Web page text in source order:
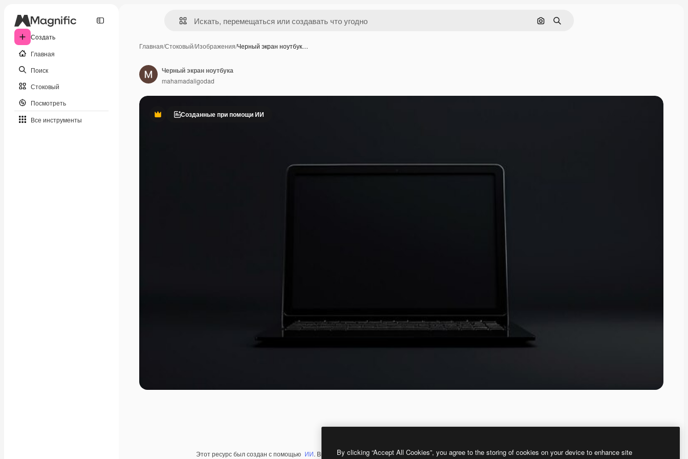
Создать
Главная
Поиск
Стоковый
Посмотреть
Все инструменты
Поиск по изображению
Поиск
Главная/Стоковый/Изображения/Черный экран ноутбук…
ПремиумСозданные при помощи ИИ
Этот ресурс был создан с помощью ИИ. Вы можете создать свой собственный с помощью нашего генератора изображений на основе ИИ.
Черный экран ноутбука
mahamadaligodad
By clicking “Accept All Cookies”, you agree to the storing of cookies on your device to enhance site